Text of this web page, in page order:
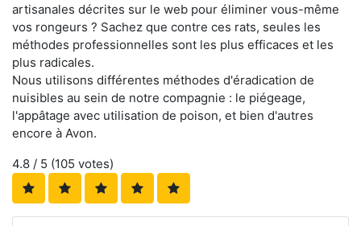
artisanales décrites sur le web pour éliminer vous-même
vos rongeurs ? Sachez que contre ces rats, seules les
méthodes professionnelles sont les plus efficaces et les
plus radicales.
Nous utilisons différentes méthodes d'éradication de
nuisibles au sein de notre compagnie : le piégeage,
l'appâtage avec utilisation de poison, et bien d'autres
encore à Avon.
4.8 / 5 (105 votes)